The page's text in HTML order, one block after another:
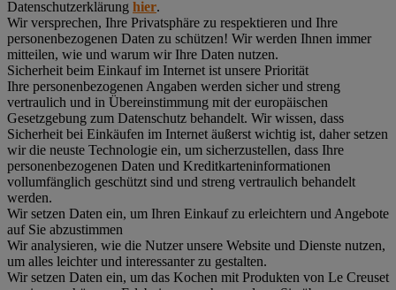
Datenschutzerklärung hier.
Wir versprechen, Ihre Privatsphäre zu respektieren und Ihre
personenbezogenen Daten zu schützen! Wir werden Ihnen immer
mitteilen, wie und warum wir Ihre Daten nutzen.
Sicherheit beim Einkauf im Internet ist unsere Priorität
Ihre personenbezogenen Angaben werden sicher und streng
vertraulich und in Übereinstimmung mit der europäischen
Gesetzgebung zum Datenschutz behandelt. Wir wissen, dass
Sicherheit bei Einkäufen im Internet äußerst wichtig ist, daher setzen
wir die neuste Technologie ein, um sicherzustellen, dass Ihre
personenbezogenen Daten und Kreditkarteninformationen
vollumfänglich geschützt sind und streng vertraulich behandelt
werden.
Wir setzen Daten ein, um Ihren Einkauf zu erleichtern und Angebote
auf Sie abzustimmen
Wir analysieren, wie die Nutzer unsere Website und Dienste nutzen,
um alles leichter und interessanter zu gestalten.
Wir setzen Daten ein, um das Kochen mit Produkten von Le Creuset